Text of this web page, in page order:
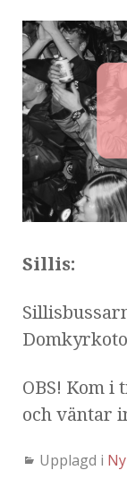
Sillis:
OBS! Kom i
och väntar
Upplagd i